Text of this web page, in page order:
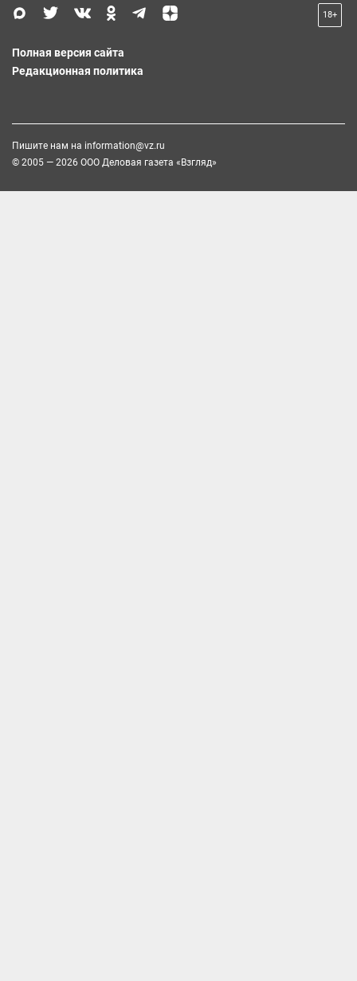
18+
Полная версия сайта
Редакционная политика
Пишите нам на information@vz.ru
© 2005 — 2026 ООО Деловая газета «Взгляд»